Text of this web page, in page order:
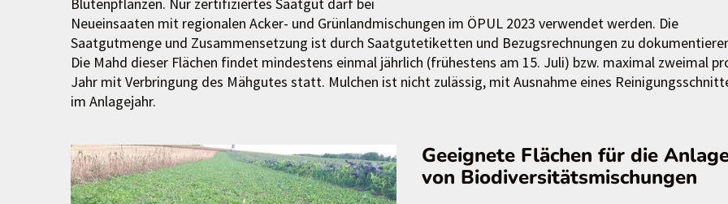
Blütenpflanzen. Nur zertifiziertes Saatgut darf bei
Neueinsaaten mit regionalen Acker- und Grünlandmischungen im ÖPUL 2023 verwendet werden. Die
Saatgutmenge und Zusammensetzung ist durch Saatgutetiketten und Bezugsrechnungen zu
Die Mahd dieser Flächen findet mindestens einmal jährlich (frühestens am 15. Juli) bzw. maximal zweimal
Jahr mit Verbringung des Mähgutes statt. Mulchen ist nicht zulässig, mit Ausnahme eines
im Anlagejahr.
Geeignete Flächen für die
von Biodiversitätsmischungen